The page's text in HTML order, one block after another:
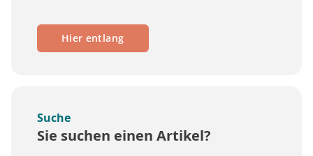
Hier entlang
Suche
Sie suchen einen Artikel?